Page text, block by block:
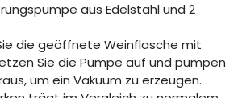
aus Edelstahl und 2
die geöffnete Weinflasche mit
Sie die Pumpe auf und pumpen
um ein Vakuum zu erzeugen.